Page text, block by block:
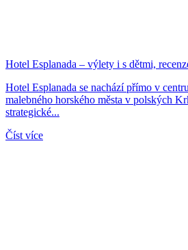
Hotel Esplanada – výlety i s dětmi,
Hotel Esplanada se nachází přímo v
malebného horského města v polských
strategické...
Číst více